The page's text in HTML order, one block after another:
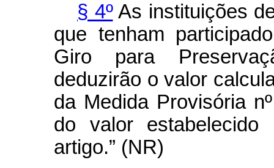
§ 4ºAs instituições
que tenham
Giro para
deduzirão o valor
da Medida Provisória
do valor
artigo.” (NR)